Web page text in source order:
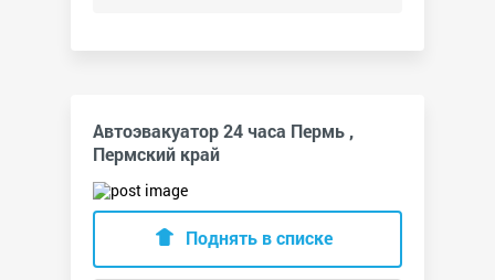
Автоэвакуатор 24 часа Пермь ,
Пермский край
Поднять в списке